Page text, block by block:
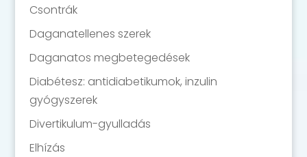
Csontrák
Daganatellenes szerek
Daganatos megbetegedések
Diabétesz: antidiabetikumok, inzulin
gyógyszerek
Divertikulum-gyulladás
Elhízás